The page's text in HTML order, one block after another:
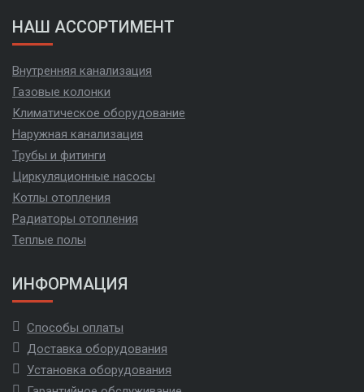
НАШ АССОРТИМЕНТ
Внутренняя канализация
Газовые колонки
Климатическое оборудование
Наружная канализация
Трубы и фитинги
Циркуляционные насосы
Котлы отопления
Радиаторы отопления
Теплые полы
ИНФОРМАЦИЯ
Способы оплаты
Доставка оборудования
Установка оборудования